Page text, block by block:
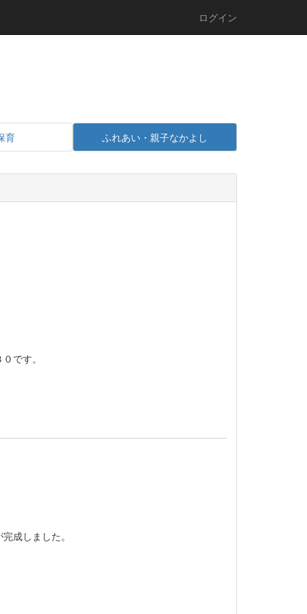
ログイン
育 ふれあい・親子なかよし
です。
成しました。